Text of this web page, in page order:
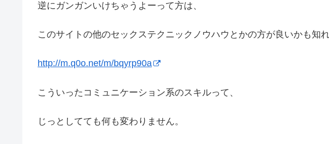
逆にガンガンいけちゃうよーって方は、
このサイトの他のセックステクニックノウハウとかの方が良いかも知れ
http://m.q0o.net/m/bqyrp90a
こういったコミュニケーション系のスキルって、
じっとしてても何も変わりません。